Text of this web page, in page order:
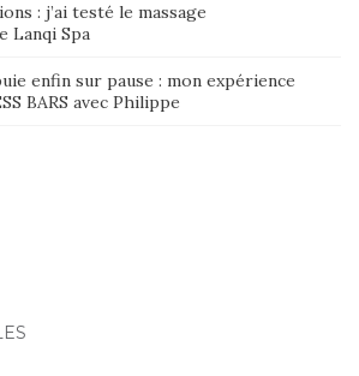
: j’ai testé le massage
Lanqi Spa
enfin sur pause : mon expérience
BARS avec Philippe